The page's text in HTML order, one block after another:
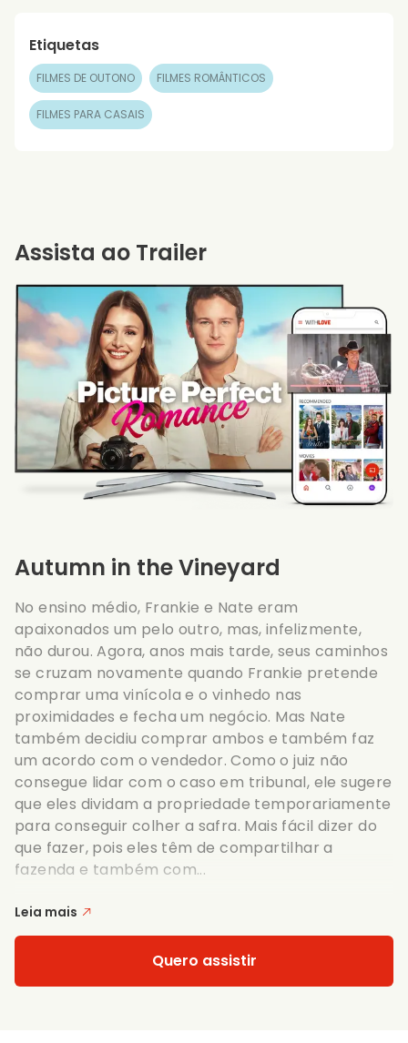
Etiquetas
FILMES DE OUTONO FILMES ROMÂNTICOS
FILMES PARA CASAIS
Autumn in the Vineyard
No ensino médio, Frankie e Nate eram
apaixonados um pelo outro, mas, infelizmente,
não durou. Agora, anos mais tarde, seus caminhos
se cruzam novamente quando Frankie pretende
comprar uma vinícola e o vinhedo nas
proximidades e fecha um negócio. Mas Nate
também decidiu comprar ambos e também faz
um acordo com o vendedor. Como o juiz não
consegue lidar com o caso em tribunal, ele sugere
que eles dividam a propriedade temporariamente
para conseguir colher a safra. Mais fácil dizer do
que fazer, pois eles têm de compartilhar a
fazenda e também com...
Leia mais
Quero assistir
Assista ao Trailer